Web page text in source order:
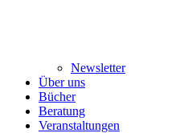
Newsletter
Über uns
Bücher
Beratung
Veranstaltungen